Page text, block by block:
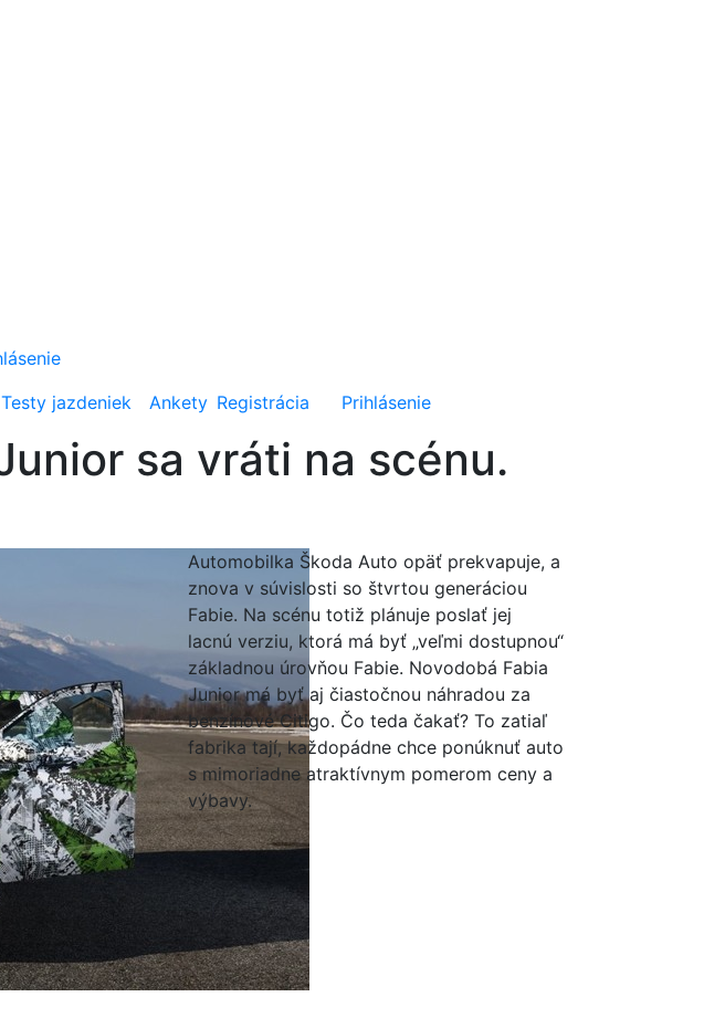
Testy jazdeniek Ankety Registrácia Prihlásenie
sa vráti na scénu.
Automobilka Škoda Auto opäť prekvapuje, a
znova v súvislosti so štvrtou generáciou
Fabie. Na scénu totiž plánuje poslať jej
lacnú verziu, ktorá má byť „veľmi dostupnou“
základnou úrovňou Fabie. Novodobá Fabia
Junior má byť aj čiastočnou náhradou za
benzínové Citigo. Čo teda čakať? To zatiaľ
fabrika tají, každopádne chce ponúknuť auto
s mimoriadne atraktívnym pomerom ceny a
výbavy.